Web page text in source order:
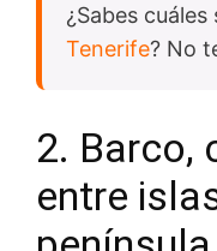
¿Sabes cuáles
Tenerife? No
2. Barco,
entre